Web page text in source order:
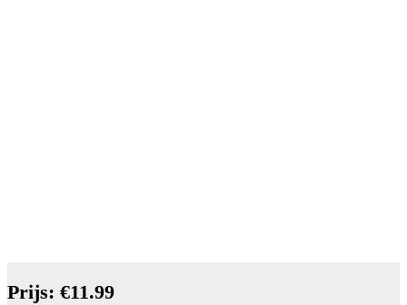
Prijs: €11.99